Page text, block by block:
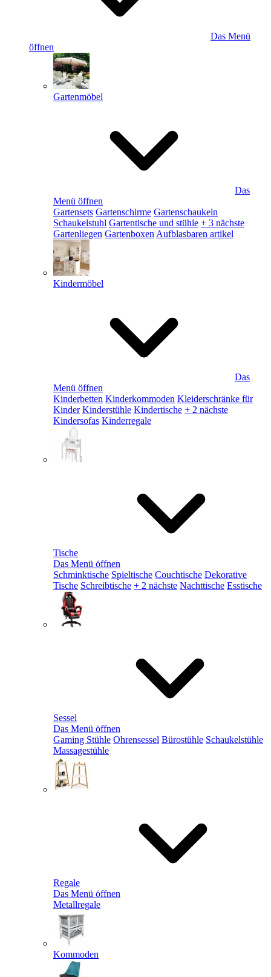
Das Menü
öffnen
Gartenmöbel
Das
Menü öffnen
Gartensets Gartenschirme Gartenschaukeln
Schaukelstuhl Gartentische und stühle + 3 nächste
Gartenliegen Gartenboxen Aufblasbaren artikel
Kindermöbel
Das
Menü öffnen
Kinderbetten Kinderkommoden Kleiderschränke für
Kinder Kinderstühle Kindertische + 2 nächste
Kindersofas Kinderregale
Tische
Das Menü öffnen
Schminktische Spieltische Couchtische Dekorative
Tische Schreibtische + 2 nächste Nachttische Esstische
Sessel
Das Menü öffnen
Gaming Stühle Ohrensessel Bürostühle Schaukelstühle
Massagestühle
Regale
Das Menü öffnen
Metallregale
Kommoden